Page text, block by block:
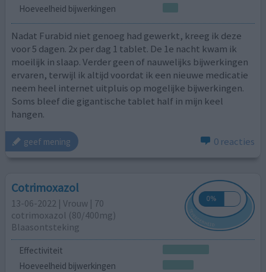
Hoeveelheid bijwerkingen
Nadat Furabid niet genoeg had gewerkt, kreeg ik deze
voor 5 dagen. 2x per dag 1 tablet. De 1e nacht kwam ik
moeilijk in slaap. Verder geen of nauwelijks bijwerkingen
ervaren, terwijl ik altijd voordat ik een nieuwe medicatie
neem heel internet uitpluis op mogelijke bijwerkingen.
Soms bleef die gigantische tablet half in mijn keel
hangen.
geef mening 0 reacties
Cotrimoxazol
13-06-2022 | Vrouw | 70
cotrimoxazol (80/400mg)
Blaasontsteking
Effectiviteit
Hoeveelheid bijwerkingen